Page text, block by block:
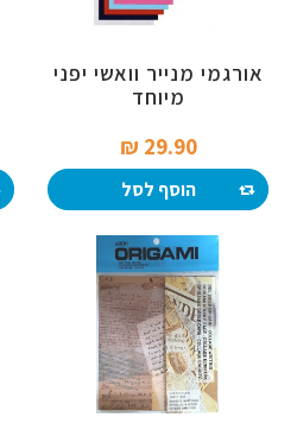
אורגמי מנייר וואשי יפני
מיוחד
29.90 ₪‎
הוסף לסל